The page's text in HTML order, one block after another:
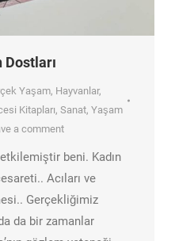
Dostları
Yaşam, Hayvanlar,
Kitapları, Sanat, Yaşam
a comment
etkilemiştir beni. Kadın
Acıları ve
Gerçekliğimiz
da bir zamanlar